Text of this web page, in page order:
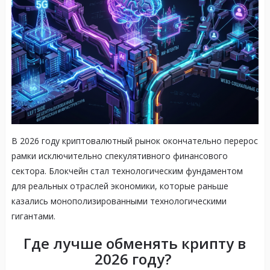
В 2026 году криптовалютный рынок окончательно перерос
рамки исключительно спекулятивного финансового
сектора. Блокчейн стал технологическим фундаментом
для реальных отраслей экономики, которые раньше
казались монополизированными технологическими
гигантами.
Где лучше обменять крипту в
2026 году?